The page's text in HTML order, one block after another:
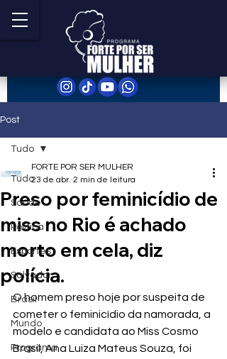
Post
Tudo
Saúde
Política
Esportes
Salvador
Brasil
Mundo
Programa
Tudo
Preso por feminicídio de
miss no Rio é achado
morto em cela, diz
polícia.
FORTE POR SER MULHER
23 de abr. 2 min de leitura
O homem preso hoje por suspeita de
cometer o feminicídio da namorada, a
modelo e candidata ao Miss Cosmo
Brasil, Ana Luiza Mateus Souza, foi